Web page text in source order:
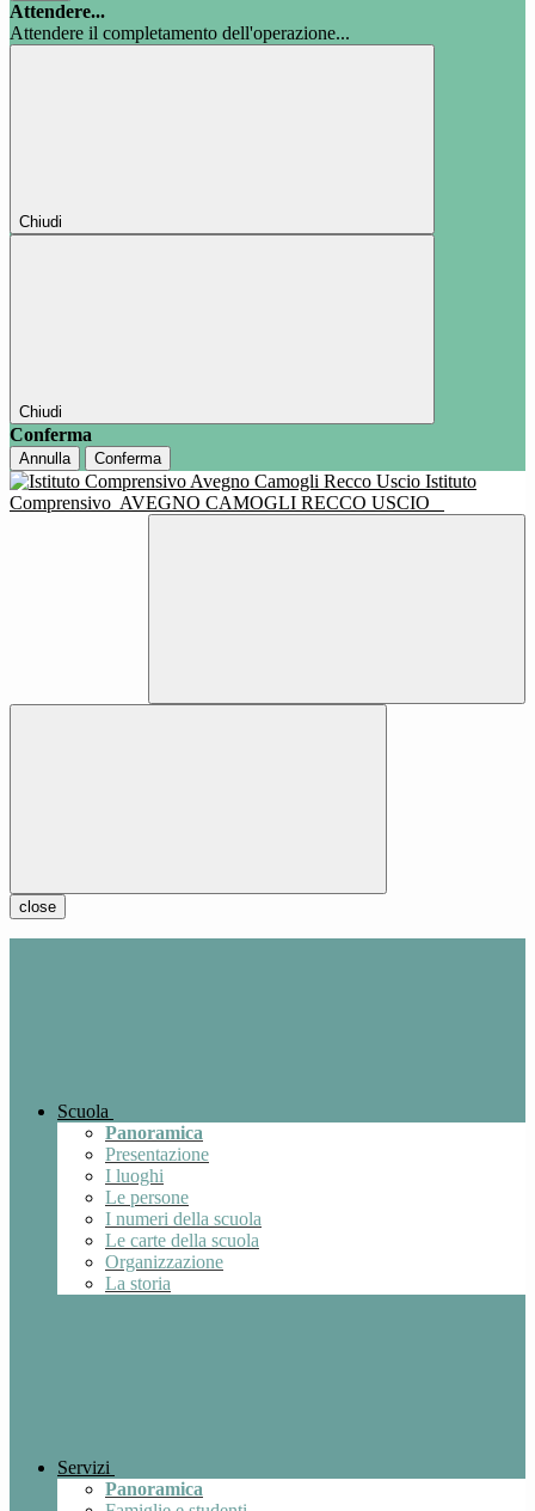
Attendere...
Attendere il completamento dell'operazione...
Chiudi
Chiudi
Conferma
Annulla Conferma
Istituto
Comprensivo AVEGNO CAMOGLI RECCO USCIO
close
Scuola
Panoramica
Presentazione
I luoghi
Le persone
I numeri della scuola
Le carte della scuola
Organizzazione
La storia
Servizi
Panoramica